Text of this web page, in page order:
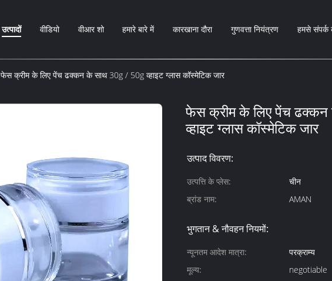
उत्पादों वीडियो वीआर शो हमारे बारे में कारखाना दौरा गुणवत्ता नियंत्रण हमसे संपर्क
फेस क्रीम के लिए पेंच ढक्कन के साथ 30g / 50g व्हाइट ग्लास कॉस्मेटिक जार
फेस क्रीम के लिए पेंच
व्हाइट ग्लास कॉस्मेटिक जार
उत्पाद विवरण:
उत्पत्ति के प्लेस:
चीन
ब्रांड नाम:
AMAN
भुगतान & नौवहन नियमों:
न्यूनतम आदेश मात्रा:
परक्राम्य
मूल्य:
negotiable